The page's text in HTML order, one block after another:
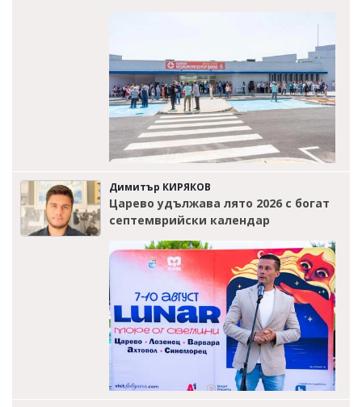
Димитър КИРЯКОВ
Царево удължава лято 2026 с богат
септемврийски календар